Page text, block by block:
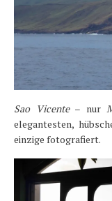
Sao Vicente– nur
elegantesten,
einzige fotografiert.